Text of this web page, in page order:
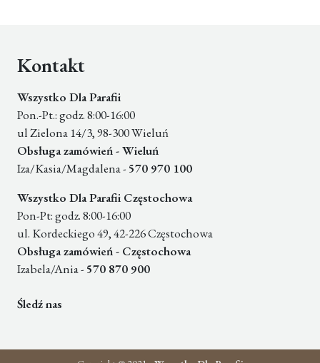
Kontakt
Wszystko Dla Parafii
Pon.-Pt.: godz. 8:00-16:00
ul Zielona 14/3, 98-300 Wieluń
Obsługa zamówień - Wieluń
Iza/Kasia/Magdalena - 570 970 100
Wszystko Dla Parafii Częstochowa
Pon-Pt: godz. 8:00-16:00
ul. Kordeckiego 49, 42-226 Częstochowa
Obsługa zamówień - Częstochowa
Izabela/Ania - 570 870 900
Śledź nas